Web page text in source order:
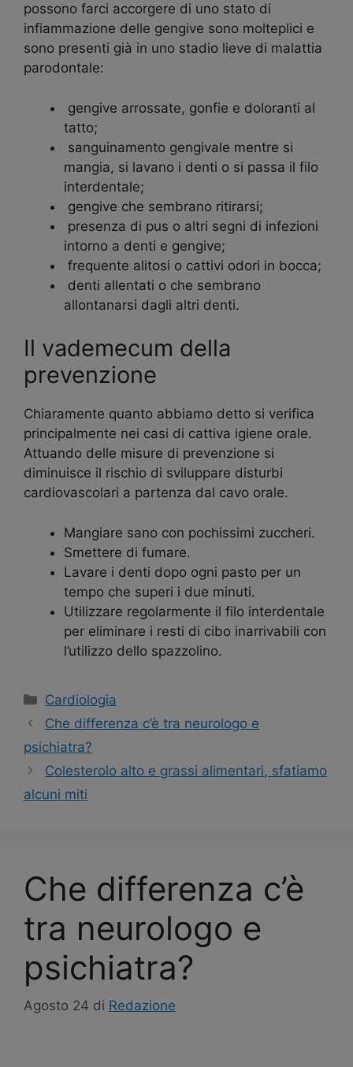
possono farci accorgere di uno stato di
infiammazione delle gengive sono molteplici e
sono presenti già in uno stadio lieve di malattia
parodontale:
gengive arrossate, gonfie e doloranti al
tatto;
sanguinamento gengivale mentre si
mangia, si lavano i denti o si passa il filo
interdentale;
gengive che sembrano ritirarsi;
presenza di pus o altri segni di infezioni
intorno a denti e gengive;
frequente alitosi o cattivi odori in bocca;
denti allentati o che sembrano
allontanarsi dagli altri denti.
Il vademecum della
prevenzione
Chiaramente quanto abbiamo detto si verifica
principalmente nei casi di cattiva igiene orale.
Attuando delle misure di prevenzione si
diminuisce il rischio di sviluppare disturbi
cardiovascolari a partenza dal cavo orale.
Mangiare sano con pochissimi zuccheri.
Smettere di fumare.
Lavare i denti dopo ogni pasto per un
tempo che superi i due minuti.
Utilizzare regolarmente il filo interdentale
per eliminare i resti di cibo inarrivabili con
l’utilizzo dello spazzolino.
Categorie
Cardiologia
Navigazione
articolo
Che differenza c’è tra neurologo e
psichiatra?
Colesterolo alto e grassi alimentari, sfatiamo
alcuni miti
Che differenza c’è
tra neurologo e
psichiatra?
Agosto 24 di Redazione